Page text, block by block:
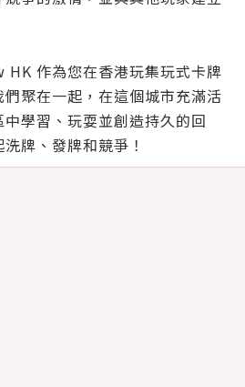
作為您在香港玩集玩式卡牌
聚在一起，在這個城市充滿活
學習、玩耍並創造持久的回
牌、發牌和競爭！